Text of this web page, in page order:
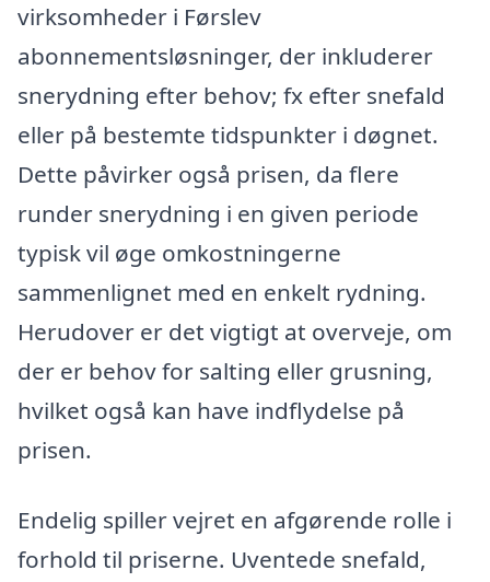
virksomheder i Førslev
abonnementsløsninger, der inkluderer
snerydning efter behov; fx efter snefald
eller på bestemte tidspunkter i døgnet.
Dette påvirker også prisen, da flere
runder snerydning i en given periode
typisk vil øge omkostningerne
sammenlignet med en enkelt rydning.
Herudover er det vigtigt at overveje, om
der er behov for salting eller grusning,
hvilket også kan have indflydelse på
prisen.
Endelig spiller vejret en afgørende rolle i
forhold til priserne. Uventede snefald,